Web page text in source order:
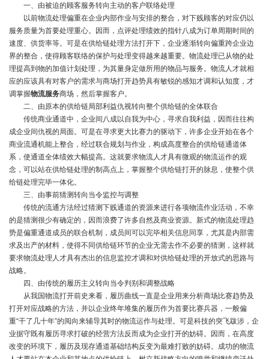
一、由被迫的顾客服务转向主动的客户联络处理
以前物流处理偏重在企业内部作业与安排的整合，对下贱顾客的对应仍以
服务质量为首要处理重心。因而，点评处理绩效的指针八成为订单周期时间的
速度、供货率等。可是在供给链处理方法打开下，企业逐渐转向偏重跨企业边
界的整合，使得顾客联络的保护与处理变得越来越重要。物流处理已从物的处
理提高到物的加值计划处理，为其量身定做所用的物品与服务。物流人才就相
应的应该具有对客户的需求与商场打开趋势具有敏锐的感知才调和认知度，才
调掌握物流服务商场，然后掌握客户。
二、由原本的供给链局部利益仇视转向整个供给链的全体联合
传统商业通道中，企业间八成以自我为中心，寻求自我利益，因而往往构
成企业间仇视的局面。可是在寻求更大比赛力的驱动下，许多企业开始在各个
商业流通机能上整合，经过联合规划与作业，构成高度整合的供给链通道体
系，使通道全体绩效大幅提高。这就要求物流人才具有微观的物流运作的观
念，可以站在供给链处理的制高点上，掌握整个供给链打开的脉息，使整个供
给链处理完毕一体化。
三、由事前猜测转向当令监控与调整
传统的流通方法经过猜测下贱通道的资源来进行各项物流作业活动，不幸
的是猜测很少有确定的，因而浪费了许多自然及商业资源。新式的物流处理趋
势是偏重通道成员的联合机制，成员间可以完毕相关信息同享，尤其是内部需
求及出产的材料，使得不同供给链环节的企业无需去作不必要的猜测，这样就
要求物流处理人才具有杰出的信息监控才调和对供给链处理的开放式的思路与
战略。
四、由传统的履历主义转向当令判别和调整战略
从我国物流打开前史来看，履历曲线一直是企业用来分析商场比赛趋势及
打开对应战略的方法，并以企业终年堆集的履历作为首要比赛兵器，一般偏
重“干了几十年”的阅向来辅导其时的物流运作与处理。可是科技的突飞跋涉，企
业据守既有履历寻求打破的经营方法反而成为企业打开的妨碍。因而，在高度
改变的环境下，履历及现存通道基础结构反变为最难打败的妨碍。成功的物流